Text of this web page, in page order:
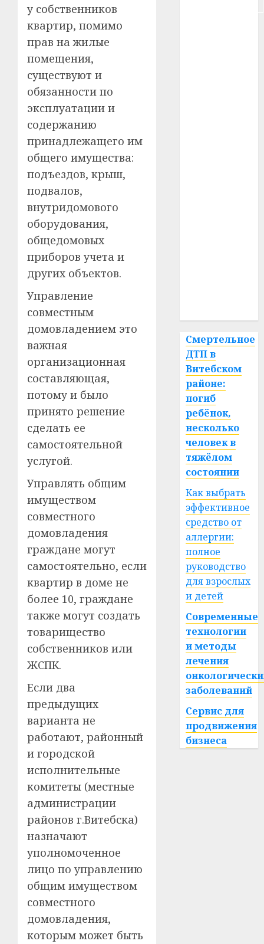
у собственников
квартир, помимо
прав на жилые
помещения,
существуют и
обязанности по
эксплуатации и
содержанию
принадлежащего им
общего имущества:
подъездов, крыш,
подвалов,
внутридомового
оборудования,
общедомовых
приборов учета и
других объектов.
Управление
совместным
домовладением это
важная
организационная
составляющая,
потому и было
принято решение
сделать ее
самостоятельной
услугой.
Управлять общим
имуществом
совместного
домовладения
граждане могут
самостоятельно, если
квартир в доме не
более 10, граждане
также могут создать
товарищество
собственников или
ЖСПК.
Если два
предыдущих
варианта не
работают, районный
и городской
исполнительные
комитеты (местные
администрации
районов г.Витебска)
назначают
уполномоченное
лицо по управлению
общим имуществом
совместного
домовладения,
которым может быть
Смертельное
ДТП в
Витебском
районе:
погиб
ребёнок,
несколько
человек в
тяжёлом
состоянии
Как выбрать
эффективное
средство от
аллергии:
полное
руководство
для взрослых
и детей
Современные
технологии
и методы
лечения
заболеваний
Сервис для
продвижения
бизнеса